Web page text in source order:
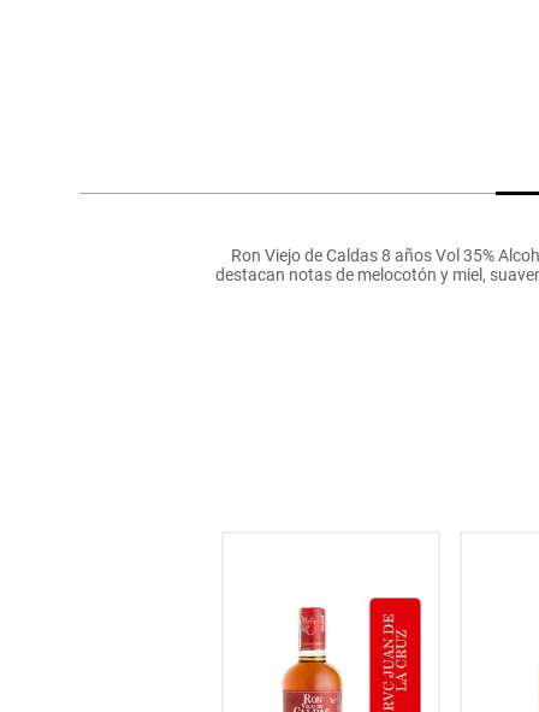
hogar
Ron Viejo de Caldas 8 años Vol 35%
destacan notas de melocotón y miel,